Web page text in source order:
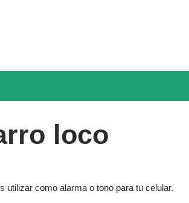
loco
utilizar como alarma o tono para tu celular.